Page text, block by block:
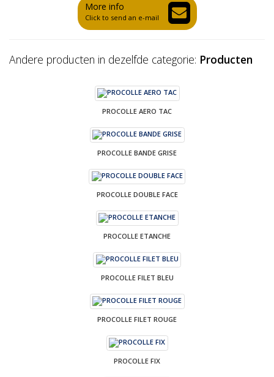
More info
Click to send an e-mail
Andere producten in dezelfde categorie: Producten
PROCOLLE AERO TAC
PROCOLLE BANDE GRISE
PROCOLLE DOUBLE FACE
PROCOLLE ETANCHE
PROCOLLE FILET BLEU
PROCOLLE FILET ROUGE
PROCOLLE FIX